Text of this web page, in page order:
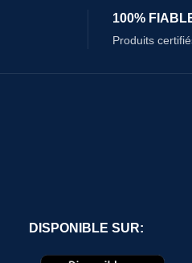
100%
Produits
DISPONIBLE SUR: